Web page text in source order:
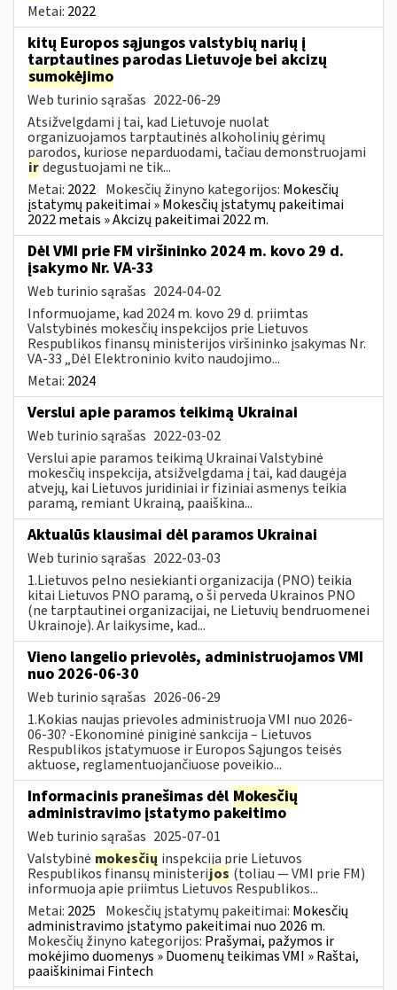
Metai: 2022
kitų Europos sąjungos valstybių narių į
tarptautines parodas Lietuvoje bei akcizų
sumokėjimo
Web turinio sąrašas 2022-06-29
Atsižvelgdami į tai, kad Lietuvoje nuolat
organizuojamos tarptautinės alkoholinių gėrimų
parodos, kuriose neparduodami, tačiau demonstruojami
irdegustuojami ne tik...
Metai: 2022 Mokesčių žinyno kategorijos: Mokesčių
įstatymų pakeitimai » Mokesčių įstatymų pakeitimai
2022 metais » Akcizų pakeitimai 2022 m.
Dėl VMI prie FM viršininko 2024 m. kovo 29 d.
įsakymo Nr. VA-33
Web turinio sąrašas 2024-04-02
Informuojame, kad 2024 m. kovo 29 d. priimtas
Valstybinės mokesčių inspekcijos prie Lietuvos
Respublikos finansų ministerijos viršininko įsakymas Nr.
VA-33 „Dėl Elektroninio kvito naudojimo...
Metai: 2024
Verslui apie paramos teikimą Ukrainai
Web turinio sąrašas 2022-03-02
Verslui apie paramos teikimą Ukrainai Valstybinė
mokesčių inspekcija, atsižvelgdama į tai, kad daugėja
atvejų, kai Lietuvos juridiniai ir fiziniai asmenys teikia
paramą, remiant Ukrainą, paaiškina...
Aktualūs klausimai dėl paramos Ukrainai
Web turinio sąrašas 2022-03-03
1.Lietuvos pelno nesiekianti organizacija (PNO) teikia
kitai Lietuvos PNO paramą, o ši perveda Ukrainos PNO
(ne tarptautinei organizacijai, ne Lietuvių bendruomenei
Ukrainoje). Ar laikysime, kad...
Vieno langelio prievolės, administruojamos VMI
nuo 2026-06-30
Web turinio sąrašas 2026-06-29
1.Kokias naujas prievoles administruoja VMI nuo 2026-
06-30? -Ekonominė piniginė sankcija – Lietuvos
Respublikos įstatymuose ir Europos Sąjungos teisės
aktuose, reglamentuojančiuose poveikio...
Informacinis pranešimas dėl Mokesčių
administravimo įstatymo pakeitimo
Web turinio sąrašas 2025-07-01
Valstybinė mokesčių inspekcija prie Lietuvos
Respublikos finansų ministerijos (toliau — VMI prie FM)
informuoja apie priimtus Lietuvos Respublikos...
Metai: 2025 Mokesčių įstatymų pakeitimai: Mokesčių
administravimo įstatymo pakeitimai nuo 2026 m.
Mokesčių žinyno kategorijos: Prašymai, pažymos ir
mokėjimo duomenys » Duomenų teikimas VMI » Raštai,
paaiškinimai Fintech